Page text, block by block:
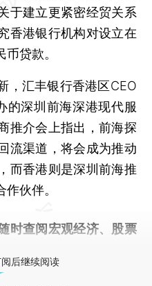
于建立更紧密经贸关系
香港银行机构对设立在
贷款。
汇丰银行香港区CEO
的深圳前海深港现代服
推介会上指出，前海探
流渠道，将会成为推动
而香港则是深圳前海推
伙伴。
时查阅宏观经济、股票
后继续阅读